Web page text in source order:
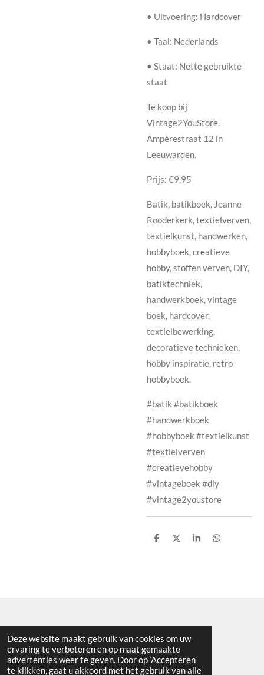
Deze website maakt gebruik van cookies om uw
ervaring te verbeteren en op maat gemaakte
advertenties weer te geven. Door op ‘Accepteren’
te klikken, gaat u akkoord met het gebruik van alle
• Uitvoering: Hardcover
• Taal: Nederlands
• Staat: Nette gebruikte
staat
Te koop bij
Vintage2YouStore,
Ampèrestraat 12 in
Leeuwarden.
Prijs: €9,95
Batik, batikboek, Jeanne
Rooderkerk, textielverven,
textielkunst, handwerken,
hobbyboek, creatieve
hobby, stoffen verven, DIY,
batiktechniek,
handwerkboek, vintage
boek, hardcover,
textielbewerking,
decoratieve technieken,
hobby inspiratie, retro
hobbyboek.
#batik #batikboek
#handwerkboek
#hobbyboek #textielkunst
#textielverven
#creatievehobby
#vintageboek #diy
#vintage2youstore
D
D
S
D
KVK nummer: 91275792
BTW nummer: NL865601963B01
© 2024 - 2026 Vintage2youstore